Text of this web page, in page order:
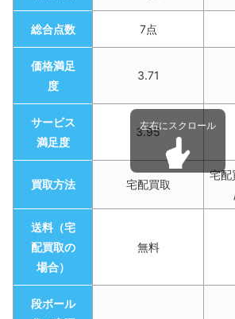
総合点数 7点
価格満足
度
3.71
サービス
満足度
3.95
買取方法 宅配買取
宅配
送料（宅
配買取の
場合）
無料
段ボール